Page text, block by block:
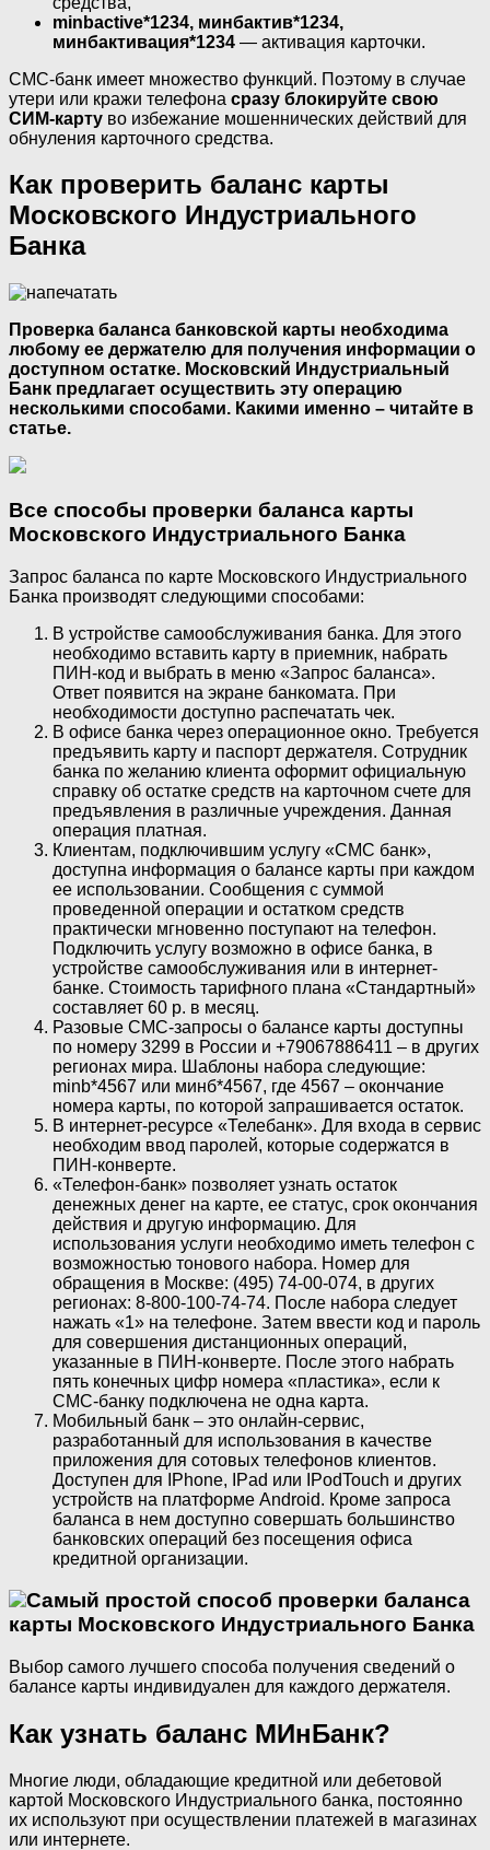
minbactive*1234, минбактив*1234,
минбактивация*1234 — активация карточки.
СМС-банк имеет множество функций. Поэтому в случае
утери или кражи телефона сразу блокируйте свою
СИМ-карту во избежание мошеннических действий для
обнуления карточного средства.
Как проверить баланс карты
Московского Индустриального
Банка
Проверка баланса банковской карты необходима
любому ее держателю для получения информации о
доступном остатке. Московский Индустриальный
Банк предлагает осуществить эту операцию
несколькими способами. Какими именно – читайте в
статье.
Все способы проверки баланса карты
Московского Индустриального Банка
Запрос баланса по карте Московского Индустриального
Банка производят следующими способами:
В устройстве самообслуживания банка. Для этого
необходимо вставить карту в приемник, набрать
ПИН-код и выбрать в меню «Запрос баланса».
Ответ появится на экране банкомата. При
необходимости доступно распечатать чек.
В офисе банка через операционное окно. Требуется
предъявить карту и паспорт держателя. Сотрудник
банка по желанию клиента оформит официальную
справку об остатке средств на карточном счете для
предъявления в различные учреждения. Данная
операция платная.
Клиентам, подключившим услугу «СМС банк»,
доступна информация о балансе карты при каждом
ее использовании. Сообщения с суммой
проведенной операции и остатком средств
практически мгновенно поступают на телефон.
Подключить услугу возможно в офисе банка, в
устройстве самообслуживания или в интернет-
банке. Стоимость тарифного плана «Стандартный»
составляет 60 р. в месяц.
Разовые СМС-запросы о балансе карты доступны
по номеру 3299 в России и +79067886411 – в других
регионах мира. Шаблоны набора следующие:
minb*4567 или минб*4567, где 4567 – окончание
номера карты, по которой запрашивается остаток.
В интернет-ресурсе «Телебанк». Для входа в сервис
необходим ввод паролей, которые содержатся в
ПИН-конверте.
«Телефон-банк» позволяет узнать остаток
денежных денег на карте, ее статус, срок окончания
действия и другую информацию. Для
использования услуги необходимо иметь телефон с
возможностью тонового набора. Номер для
обращения в Москве: (495) 74-00-074, в других
регионах: 8-800-100-74-74. После набора следует
нажать «1» на телефоне. Затем ввести код и пароль
для совершения дистанционных операций,
указанные в ПИН-конверте. После этого набрать
пять конечных цифр номера «пластика», если к
СМС-банку подключена не одна карта.
Мобильный банк – это онлайн-сервис,
разработанный для использования в качестве
приложения для сотовых телефонов клиентов.
Доступен для IPhone, IPad или IPodTouch и других
устройств на платформе Android. Кроме запроса
баланса в нем доступно совершать большинство
банковских операций без посещения офиса
кредитной организации.
Самый простой способ проверки баланса
карты Московского Индустриального Банка
Выбор самого лучшего способа получения сведений о
балансе карты индивидуален для каждого держателя.
Как узнать баланс МИнБанк?
Многие люди, обладающие кредитной или дебетовой
картой Московского Индустриального банка, постоянно
их используют при осуществлении платежей в магазинах
или интернете.